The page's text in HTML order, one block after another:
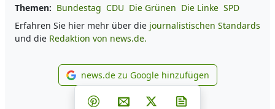
Themen: Bundestag CDU Die Grünen Die Linke SPD
Erfahren Sie hier mehr über die journalistischen Standards
und die Redaktion von news.de.
news.de zu Google
news.de zu Google hinzufügen
Teilen auf Facebook
Teilen auf Whatsapp
Teilen auf Telegram
Teilen auf Pinterest
Per E-Mail teilen
Post auf X